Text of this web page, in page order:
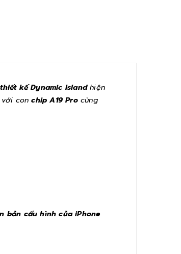
kế Dynamic Islandhiện
với conchip A19 Procùng
bản cấu hình của iPhone